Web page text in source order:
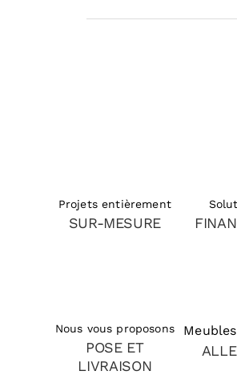
Projets entièrement
SUR-MESURE
Nous vous proposons
POSE ET
LIVRAISON